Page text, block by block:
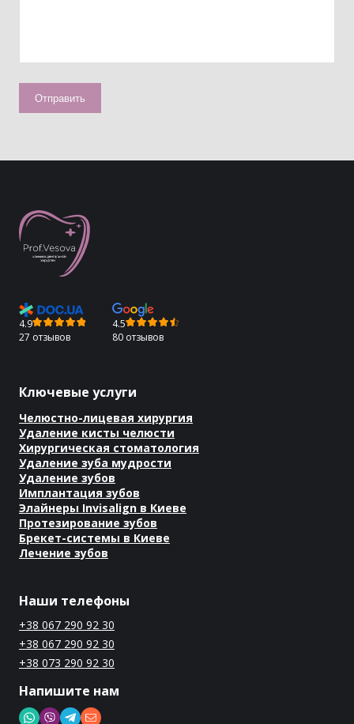
4.9
27 отзывов
4.5
80 отзывов
Ключевые услуги
Челюстно-лицевая хирургия
Удаление кисты челюсти
Хирургическая стоматология
Удаление зуба мудрости
Удаление зубов
Имплантация зубов
Элайнеры Invisalign в Киеве
Протезирование зубов
Брекет-системы в Киеве
Лечение зубов
Наши телефоны
+38 067 290 92 30
+38 067 290 92 30
+38 073 290 92 30
Напишите нам